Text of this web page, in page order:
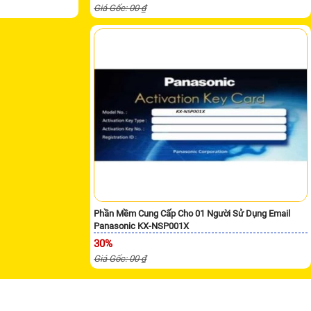
Giá Gốc: 00 ₫
Phần Mềm Cung Cấp Cho 01 Người Sử Dụng Email
Panasonic KX-NSP001X
30%
Giá Gốc: 00 ₫